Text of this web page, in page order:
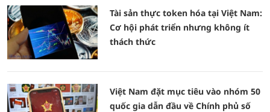
Tài sản thực token hóa tại Việt Nam:
Cơ hội phát triển nhưng không ít
thách thức
Việt Nam đặt mục tiêu vào nhóm 50
quốc gia dẫn đầu về Chính phủ số